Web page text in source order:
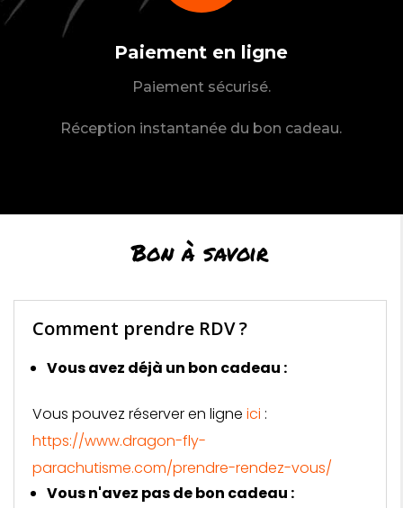
Paiement en ligne
Paiement sécurisé.
Réception instantanée du bon cadeau.
Bon à savoir
Comment prendre RDV ?
Vous avez déjà un bon cadeau :
Vous pouvez réserver en ligne ici :
https://www.dragon-fly-
parachutisme.com/prendre-rendez-vous/
Vous n'avez pas de bon cadeau :